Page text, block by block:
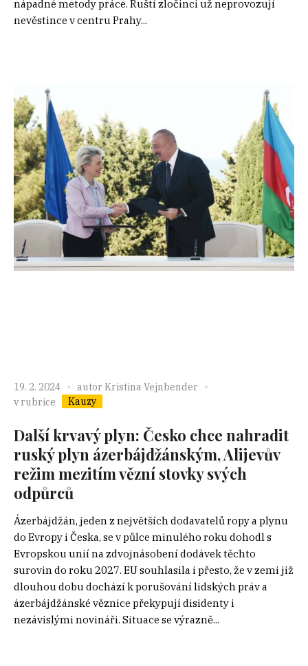
nápadné metody práce. Ruští zločinci už neprovozují
nevěstince v centru Prahy...
19. 2. 2024 autor Kristina Vejnbender
v rubrice
Kauzy
Další krvavý plyn: Česko chce nahradit
ruský plyn ázerbájdžánským, Alijevův
režim mezitím vězní stovky svých
odpůrců
Ázerbájdžán, jeden z největších dodavatelů ropy a plynu
do Evropy i Česka, se v půlce minulého roku dohodl s
Evropskou unií na zdvojnásobení dodávek těchto
surovin do roku 2027. EU souhlasila i přesto, že v zemi již
dlouhou dobu dochází k porušování lidských práv a
ázerbájdžánské věznice překypují disidenty i
nezávislými novináři. Situace se výrazně...